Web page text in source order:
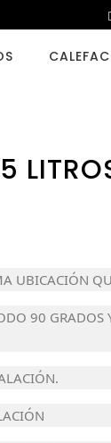
UBICACIÓN
90 GRADOS